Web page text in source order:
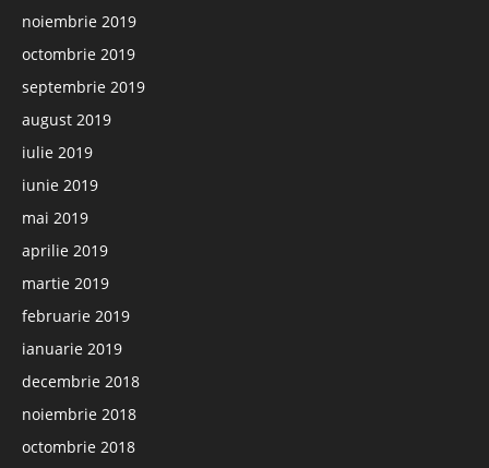
noiembrie 2019
octombrie 2019
septembrie 2019
august 2019
iulie 2019
iunie 2019
mai 2019
aprilie 2019
martie 2019
februarie 2019
ianuarie 2019
decembrie 2018
noiembrie 2018
octombrie 2018